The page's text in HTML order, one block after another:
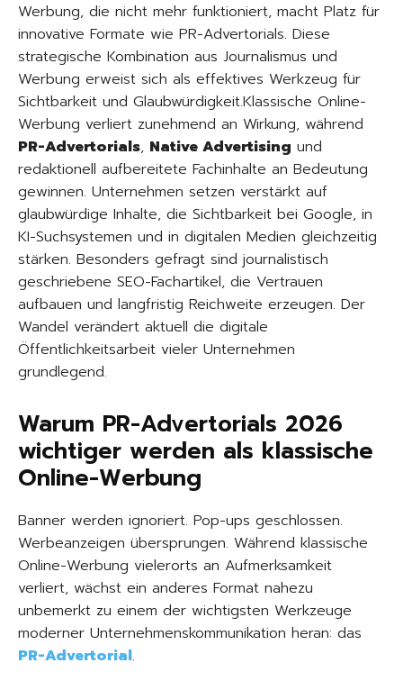
Werbung, die nicht mehr funktioniert, macht Platz für
innovative Formate wie PR-Advertorials. Diese
strategische Kombination aus Journalismus und
Werbung erweist sich als effektives Werkzeug für
Sichtbarkeit und Glaubwürdigkeit.Klassische Online-
Werbung verliert zunehmend an Wirkung, während
PR-Advertorials, Native Advertising und
redaktionell aufbereitete Fachinhalte an Bedeutung
gewinnen. Unternehmen setzen verstärkt auf
glaubwürdige Inhalte, die Sichtbarkeit bei Google, in
KI-Suchsystemen und in digitalen Medien gleichzeitig
stärken. Besonders gefragt sind journalistisch
geschriebene SEO-Fachartikel, die Vertrauen
aufbauen und langfristig Reichweite erzeugen. Der
Wandel verändert aktuell die digitale
Öffentlichkeitsarbeit vieler Unternehmen
grundlegend.
Warum PR-Advertorials 2026
wichtiger werden als klassische
Online-Werbung
Banner werden ignoriert. Pop-ups geschlossen.
Werbeanzeigen übersprungen. Während klassische
Online-Werbung vielerorts an Aufmerksamkeit
verliert, wächst ein anderes Format nahezu
unbemerkt zu einem der wichtigsten Werkzeuge
moderner Unternehmenskommunikation heran: das
PR-Advertorial.